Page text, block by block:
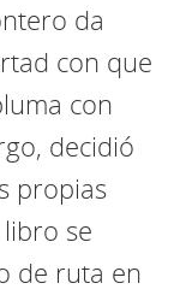
da
con que
con
decidió
propias
se
de ruta en